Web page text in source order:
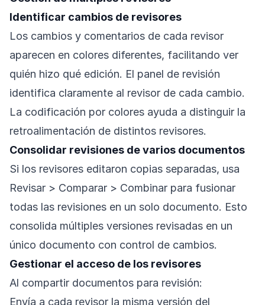
Identificar cambios de revisores
Los cambios y comentarios de cada revisor
aparecen en colores diferentes, facilitando ver
quién hizo qué edición. El panel de revisión
identifica claramente al revisor de cada cambio.
La codificación por colores ayuda a distinguir la
retroalimentación de distintos revisores.
Consolidar revisiones de varios documentos
Si los revisores editaron copias separadas, usa
Revisar > Comparar > Combinar para fusionar
todas las revisiones en un solo documento. Esto
consolida múltiples versiones revisadas en un
único documento con control de cambios.
Gestionar el acceso de los revisores
Al compartir documentos para revisión:
Envía a cada revisor la misma versión del